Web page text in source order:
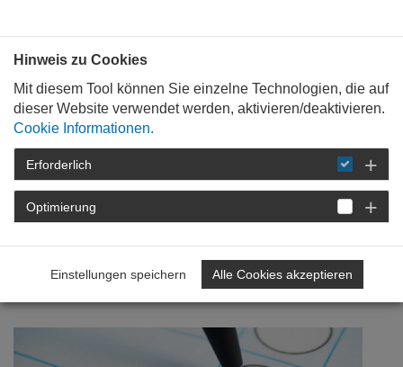
STARTSEITE DETAIL
Wahlprüfsteine zur
Landtagswahl 2021
Hinweis zu Cookies
Mit diesem Tool können Sie einzelne Technologien, die auf
dieser Website verwendet werden, aktivieren/deaktivieren.
Cookie Informationen.
Erforderlich
Optimierung
Einstellungen speichern Alle Cookies akzeptieren